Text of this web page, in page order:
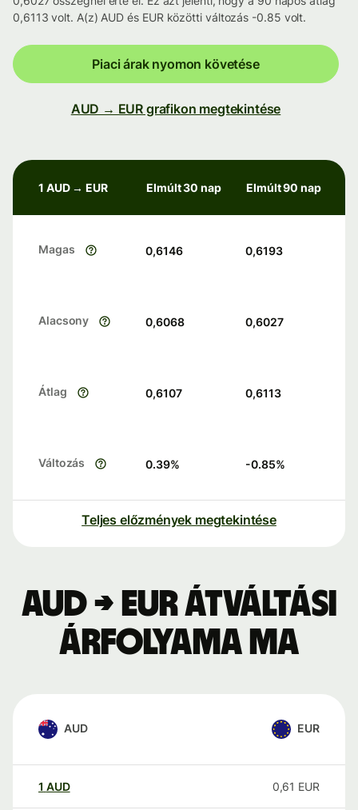
0,6113 volt. A(z) AUD és EUR közötti változás -0.85 volt.
Piaci árak nyomon követése
AUD → EUR grafikon megtekintése
1 AUD → EUR Elmúlt 30 nap Elmúlt 90 nap
Magas 0,6146 0,6193
Alacsony 0,6068 0,6027
Átlag 0,6107 0,6113
Változás 0.39% -0.85%
Teljes előzmények megtekintése
AUD → EUR átváltási
árfolyama ma
AUD EUR
1 AUD 0,61 EUR